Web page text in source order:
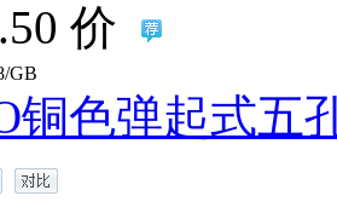
GB
铜色弹起式五